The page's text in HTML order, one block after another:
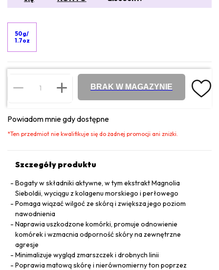
50g/
1.7oz
BRAK W MAGAZYNIE
Powiadom mnie gdy dostępne
*Ten przedmiot nie kwalifikuje się do żadnej promocji ani zniżki.
Szczegóły produktu
Bogaty w składniki aktywne, w tym ekstrakt Magnolia
Sieboldii, wyciągu z kolagenu morskiego i perłowego
Pomaga wiązać wilgoć ze skórą i zwiększa jego poziom
nawodnienia
Naprawia uszkodzone komórki, promuje odnowienie
komórek i wzmacnia odporność skóry na zewnętrzne
agresje
Minimalizuje wygląd zmarszczek i drobnych linii
Poprawia matową skórę i nierównomierny ton poprzez